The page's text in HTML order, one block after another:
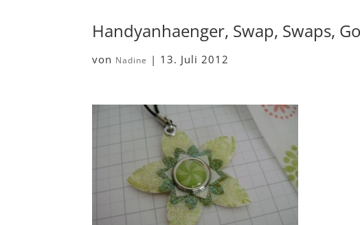
Handyanhaenger, Swap, Swaps,
von Nadine | 13. Juli 2012